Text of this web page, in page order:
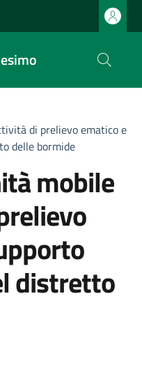
di prelievo ematico e
delle bormide
mobile
distretto